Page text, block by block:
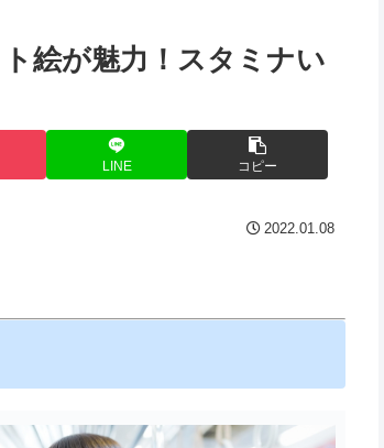
絵が魅力！スタミナい
LINE コピー
2022.01.08